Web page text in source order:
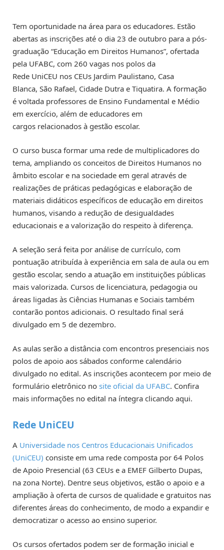
Tem oportunidade na área para os educadores. Estão
abertas as inscrições até o dia 23 de outubro para a pós-
graduação “Educação em Direitos Humanos”, ofertada
pela UFABC, com 260 vagas nos polos da
Rede UniCEU nos CEUs Jardim Paulistano, Casa
Blanca, São Rafael, Cidade Dutra e Tiquatira. A formação
é voltada professores de Ensino Fundamental e Médio
em exercício, além de educadores em
cargos relacionados à gestão escolar.
O curso busca formar uma rede de multiplicadores do
tema, ampliando os conceitos de Direitos Humanos no
âmbito escolar e na sociedade em geral através de
realizações de práticas pedagógicas e elaboração de
materiais didáticos específicos de educação em direitos
humanos, visando a redução de desigualdades
educacionais e a valorização do respeito à diferença.
A seleção será feita por análise de currículo, com
pontuação atribuída à experiência em sala de aula ou em
gestão escolar, sendo a atuação em instituições públicas
mais valorizada. Cursos de licenciatura, pedagogia ou
áreas ligadas às Ciências Humanas e Sociais também
contarão pontos adicionais. O resultado final será
divulgado em 5 de dezembro.
As aulas serão a distância com encontros presenciais nos
polos de apoio aos sábados conforme calendário
divulgado no edital. As inscrições acontecem por meio de
formulário eletrônico no site oficial da UFABC. Confira
mais informações no edital na íntegra clicando aqui.
Rede UniCEU
A Universidade nos Centros Educacionais Unificados
(UniCEU) consiste em uma rede composta por 64 Polos
de Apoio Presencial (63 CEUs e a EMEF Gilberto Dupas,
na zona Norte). Dentre seus objetivos, estão o apoio e a
ampliação à oferta de cursos de qualidade e gratuitos nas
diferentes áreas do conhecimento, de modo a expandir e
democratizar o acesso ao ensino superior.
Os cursos ofertados podem ser de formação inicial e